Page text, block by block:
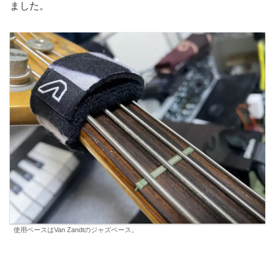
ました。
使用ベースはVan Zandtのジャズベース。